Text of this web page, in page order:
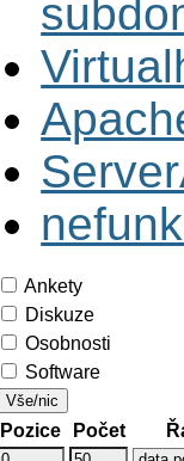
Ankety
Diskuze
Osobnosti
Software
Vše/nic
Pozice Počet